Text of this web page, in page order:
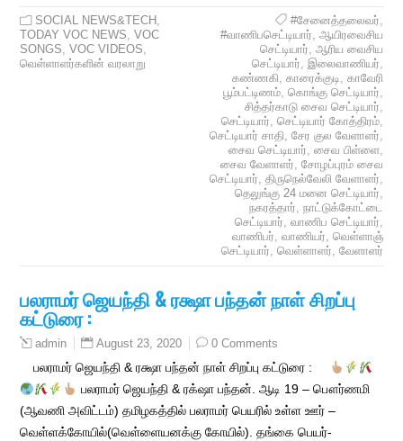
SOCIAL NEWS&TECH ,
TODAY VOC NEWS,VOC
SONGS,VOC VIDEOS,
வெள்ளாளர்களின் வரலாறு
#சேனைத்தலைவர்,
#வாணிபசெட்டியார், ஆயிரவைசிய
செட்டியார், ஆரிய வைசிய
செட்டியார், இலைவாணியர்,
கண்ணகி, காரைக்குடி, காவேரி
பூம்பட்டிணம், கொங்கு செட்டியார்,
சித்தர்காடு சைவ செட்டியார்,
செட்டியார், செட்டியார் கோத்திரம்,
செட்டியார் சாதி, சேர குல வேளாளர்,
சைவ செட்டியார், சைவ பிள்ளை,
சைவ வேளாளர், சோழப்புரம் சைவ
செட்டியார், திருநெல்வேலி வேளாளர்,
தெலுங்கு 24 மனை செட்டியார்,
நகரத்தார், நாட்டுக்கோட்டை
செட்டியார், வாணிப செட்டியார்,
வாணிபர், வாணியர், வெள்ளாஞ்
செட்டியார், வெள்ளாளர், வேளாளர்
பலராமர் ஜெயந்தி & ரக்ஷா பந்தன் நாள் சிறப்பு
கட்டுரை :
admin August 23, 2020 0 Comments
பலராமர் ஜெயந்தி & ரக்ஷா பந்தன் நாள் சிறப்பு கட்டுரை :
பலராமர் ஜெயந்தி & ரக்‌ஷா பந்தன். ஆடி 19 – பௌர்ணமி
(ஆவணி அவிட்டம்) தமிழகத்தில் பலராமர் பெயரில் உள்ள ஊர் –
வெள்ளக்கோயில்(வெள்ளையனக்கு கோயில்). தங்கை பெயர்-